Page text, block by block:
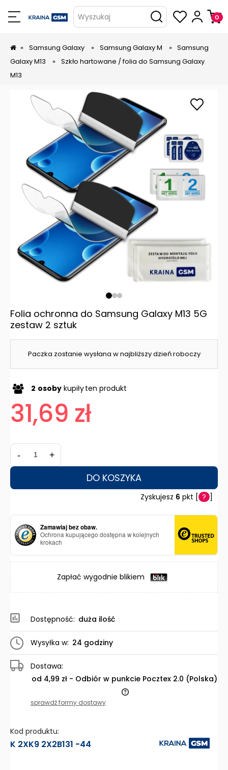
Wyszukaj
» Samsung Galaxy » Samsung Galaxy M » Samsung
Galaxy M13
» Szkło hartowane / folia do Samsung Galaxy
M13
Paczka zostanie wysłana w najbliższy dzień roboczy
Folia ochronna do Samsung Galaxy M13 5G
zestaw 2 sztuk
2 osoby kupiłyten produkt
31,69 zł
- +
DO KOSZYKA
Zyskujesz 6 pkt [ ? ]
Zamawiaj bez obaw.
Ochrona kupującego dostępna w kolejnych
krokach
Zapłać wygodnie blikiem
Dostępność: duża ilość
Wysyłka w: 24 godziny
Dostawa:
od 4,99 zł - Odbiór w punkcie Pocztex 2.0 (Polska)
Cena nie zawiera ewentualnych kosztów płatności
sprawdź formy dostawy
Kod produktu:
K 2XK9 2X2B131 -44